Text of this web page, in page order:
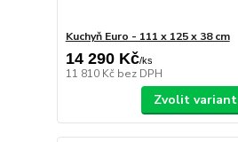
Kuchyň Euro - 111 x 125 x 38 cm
14 290 Kč/ks
11 810 Kč bez DPH
Zvolit